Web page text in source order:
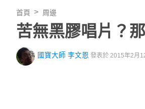
首頁 周邊
苦無黑膠唱片？
國寶大師 李文恩 發表於 2015年2月